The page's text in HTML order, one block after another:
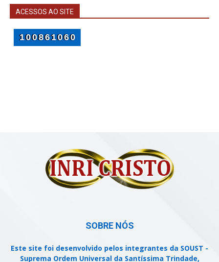
ACESSOS AO SITE
SOBRE NÓS
Este site foi desenvolvido pelos integrantes da SOUST -
Suprema Ordem Universal da Santíssima Trindade,